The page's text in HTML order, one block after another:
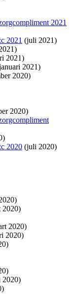
2021
2021 (juli 2021)
2021)
2021)
2020)
2020)
2020 (juli 2020)
2020)
2020)
2020)
2020)